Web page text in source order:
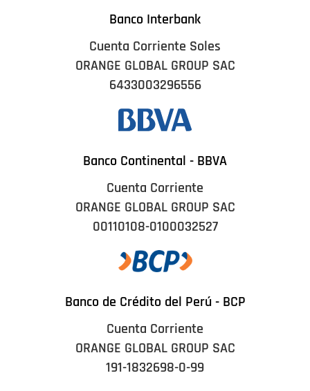
Banco Interbank
Cuenta Corriente Soles
ORANGE GLOBAL GROUP SAC
6433003296556
Banco Continental - BBVA
Cuenta Corriente
ORANGE GLOBAL GROUP SAC
00110108-0100032527
Banco de Crédito del Perú - BCP
Cuenta Corriente
ORANGE GLOBAL GROUP SAC
191-1832698-0-99